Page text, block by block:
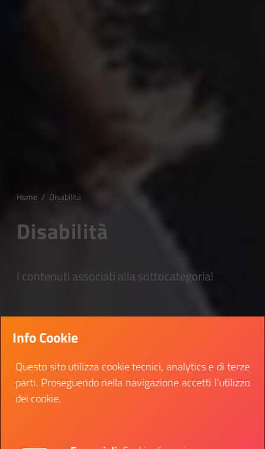
Home / Disabilità
Disabilità
I contenuti associati alla sottocategoria!
Info Cookie
Questo sito utilizza cookie tecnici, analytics e di terze
parti. Proseguendo nella navigazione accetti l’utilizzo
dei cookie.